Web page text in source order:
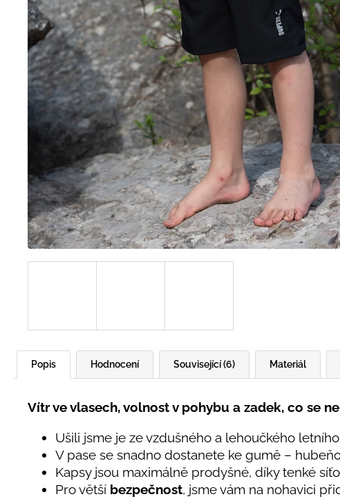
Popis Hodnocení Související (6) Materiál
Vítr ve vlasech, volnost v pohybu a zadek, co se
Ušili jsme je ze vzdušného a lehoučkého
V pase se snadno dostanete ke gumě –
Kapsy jsou maximálně prodyšné, díky tenké
Pro větší bezpečnost, jsme vám na nohavici
395 Kč
395 Kč